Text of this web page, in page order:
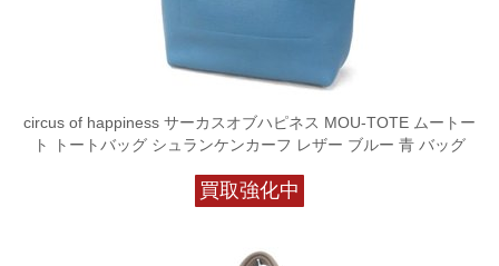
circus of happiness サーカスオブハピネス MOU-TOTE ムートー
ト トートバッグ シュランケンカーフ レザー ブルー 青 バッグ
買取強化中